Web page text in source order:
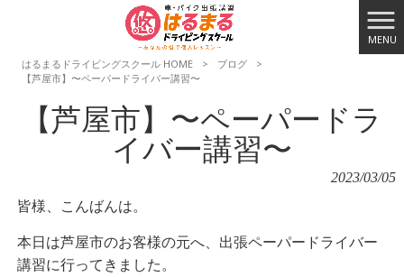
MENU
はるまるドライビングスクール HOME
> ブログ
>
【芦屋市】〜ペーパードライバー講習〜
【芦屋市】〜ペーパードラ
イバー講習〜
2023/03/05
皆様、こんばんは。
本日は芦屋市のお客様の元へ、出張ペーパードライバー
講習に行ってきました。